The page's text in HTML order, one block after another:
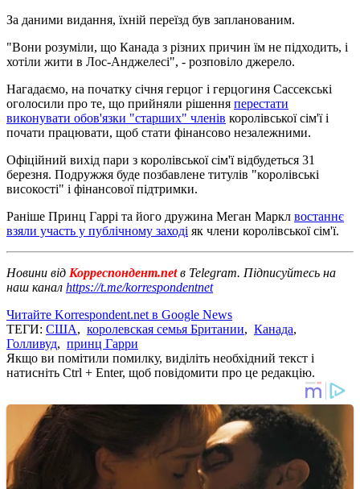
За даними видання, їхній переїзд був запланованим.
"Вони розуміли, що Канада з різних причин їм не підходить, і
хотіли жити в Лос-Анджелесі", - розповіло джерело.
Нагадаємо, на початку січня герцог і герцогиня Сассекські
оголосили про те, що прийняли рішення перестати
виконувати обов'язки "старших" членів королівської сім'ї і
почати працювати, щоб стати фінансово незалежними.
Офіційний вихід пари з королівської сім'ї відбудеться 31
березня. Подружжя буде позбавлене титулів "королівські
високості" і фінансової підтримки.
Раніше Принц Гаррі та його дружина Меган Маркл востаннє
взяли участь у публічному заході як члени королівської сім'ї.
Новини від Корреспондент.netв Telegram. Підписуйтесь на
наш канал https://t.me/korrespondentnet
Читайте Korrespondent.net в Google News
ТЕГИ: США, королевская семья Британии, Канада,
Голливуд, принц Гарри
Якщо ви помітили помилку, виділіть необхідний текст і
натисніть Ctrl + Enter, щоб повідомити про це редакцію.